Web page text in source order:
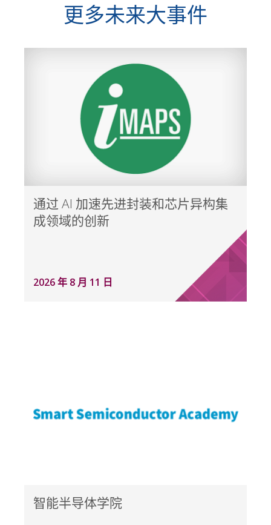
更多未来大事件
通过 AI 加速先进封装和芯片异构集
成领域的创新
2026 年 8 月 11 日
智能半导体学院